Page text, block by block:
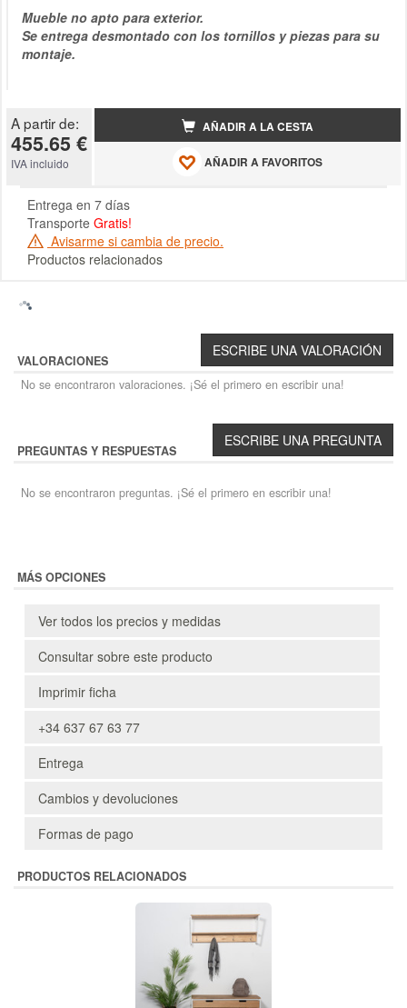
Mueble no apto para exterior.
Se entrega desmontado con los tornillos y piezas para su
montaje.
A partir de:
455.65 €
IVA incluido
AÑADIR A LA CESTA
AÑADIR A FAVORITOS
Entrega en 7 días
Transporte Gratis!
Avisarme si cambia de precio.
Productos relacionados
VALORACIONES
No se encontraron valoraciones. ¡Sé el primero en escribir una!
PREGUNTAS Y RESPUESTAS
No se encontraron preguntas. ¡Sé el primero en escribir una!
MÁS OPCIONES
Ver todos los precios y medidas
Consultar sobre este producto
Imprimir ficha
+34 637 67 63 77
Entrega
Cambios y devoluciones
Formas de pago
PRODUCTOS RELACIONADOS